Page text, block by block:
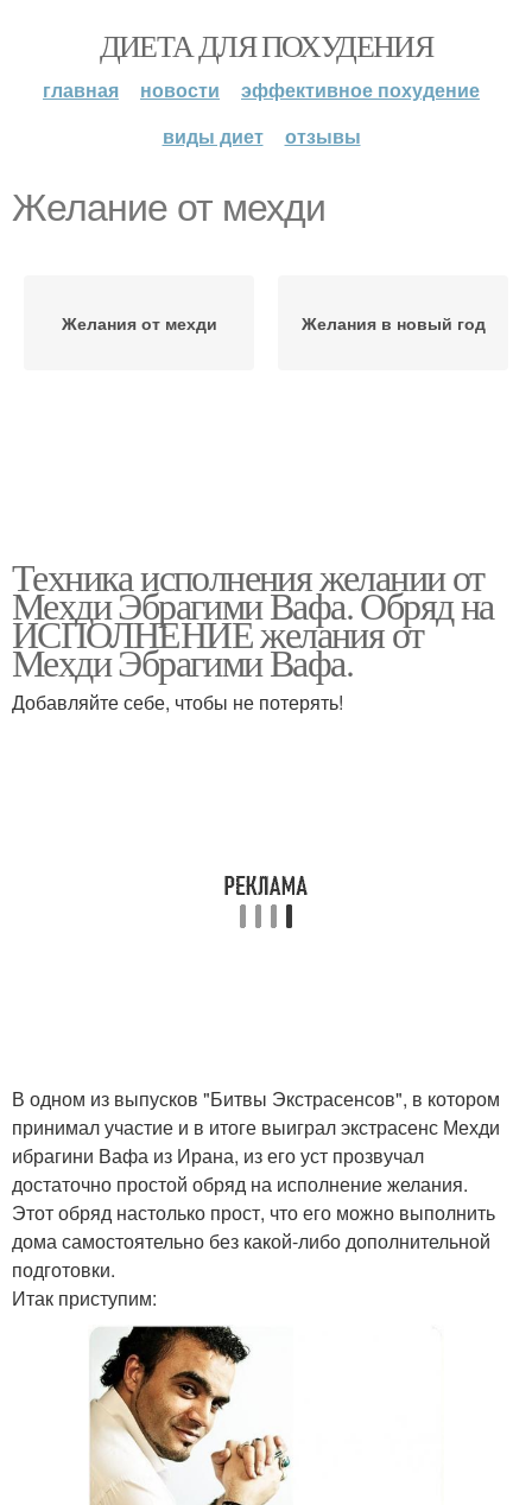
ДИЕТА ДЛЯ ПОХУДЕНИЯ
главная новости
эффективное похудение
виды диет
отзывы
Желание от мехди
Желания от мехди Желания в новый год
Техника исполнения желании от
Мехди Эбрагими Вафа. Обряд на
ИСПОЛНЕНИЕ желания от
Мехди Эбрагими Вафа.
Добавляйте себе, чтобы не потерять!
В одном из выпусков "Битвы Экстрасенсов", в котором
принимал участие и в итоге выиграл экстрасенс Мехди
ибрагини Вафа из Ирана, из его уст прозвучал
достаточно простой обряд на исполнение желания.
Этот обряд настолько прост, что его можно выполнить
дома самостоятельно без какой-либо дополнительной
подготовки.
Итак приступим: